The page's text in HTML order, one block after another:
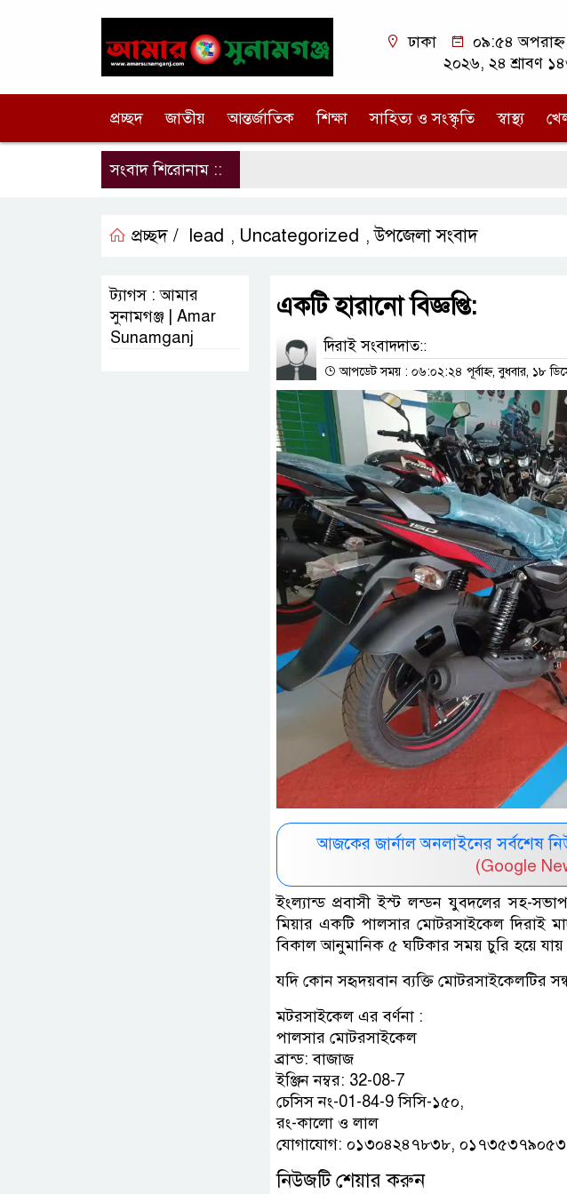
ঢাকা
০৯:৫৪
২০২৬, ২৪ শ্রাবণ
প্রচ্ছদ জাতীয় আন্তর্জাতিক শিক্ষা সাহিত্য ও সংস্কৃতি স্বাস্থ্য
সংবাদ শিরোনাম ::
প্রচ্ছদ / lead , Uncategorized ,উপজেলা সংবাদ
একটি হারানো বিজ্ঞপ্তি:
দিরাই সংবাদদাত::
আপডেট সময় : ০৬:০২:২৪ পূর্বাহ্ন, বুধবার, ১৮
আজকের জার্নাল অনলাইনের সর্বশেষ
(Google
ইংল্যান্ড প্রবাসী ইস্ট লন্ডন যুবদলের সহ-
মিয়ার একটি পালসার মোটরসাইকেল দিরাই
বিকাল আনুমানিক ৫ ঘটিকার সময় চুরি হয়ে
যদি কোন সহৃদয়বান ব্যক্তি মোটরসাইকেলটির
মটরসাইকেল এর বর্ণনা :
পালসার মোটরসাইকেল
ব্রান্ড: বাজাজ
ইঞ্জিন নম্বর: 32-08-7
চেসিস নং-01-84-9 সিসি-১৫০,
রং-কালো ও লাল
যোগাযোগ: ০১৩০৪২৪৭৮৩৮, ০১৭৩৫৩৭৯০৫৩
নিউজটি শেয়ার করুন
ট্যাগস : আমার
সুনামগঞ্জ | Amar
Sunamganj